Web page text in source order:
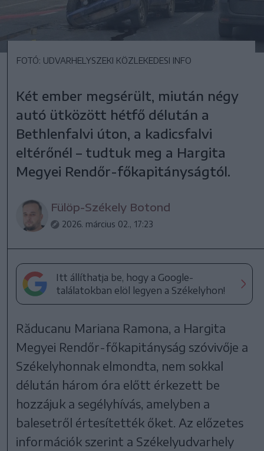
FOTÓ: UDVARHELYSZEKI KÖZLEKEDESI INFO
Két ember megsérült, miután négy
autó ütközött hétfő délután a
Bethlenfalvi úton, a kadicsfalvi
eltérőnél – tudtuk meg a Hargita
Megyei Rendőr-főkapitányságtól.
Fülöp-Székely Botond
2026. március 02., 17:23
Itt állíthatja be, hogy a Google-
találatokban elöl legyen a Székelyhon!
Răducanu Mariana Ramona, a Hargita
Megyei Rendőr-főkapitányság szóvivője a
Székelyhonnak elmondta, nem sokkal
délután három óra előtt érkezett be
hozzájuk a segélyhívás, amelyben a
balesetről értesítették őket. Az előzetes
információk szerint a Székelyudvarhely